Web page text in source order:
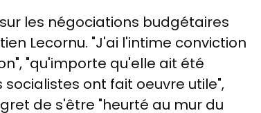
les négociations budgétaires
Lecornu. "J'ai l'intime conviction
"qu'importe qu'elle ait été
ont fait oeuvre utile",
de s'être "heurté au mur du